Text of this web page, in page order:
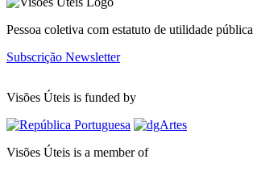
Pessoa coletiva com estatuto de utilidade pública
Subscrição Newsletter
Visões Úteis is funded by
Visões Úteis is a member of